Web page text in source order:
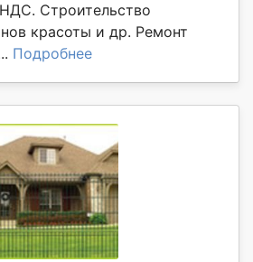
Строительство
красоты и др. Ремонт
Подробнее